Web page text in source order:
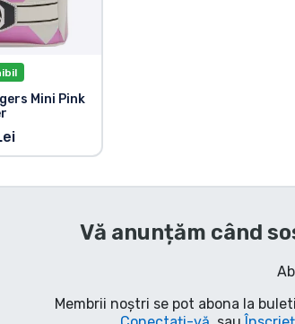
Mini Pink
Vă anunțăm când
Membrii noștri se pot abona la